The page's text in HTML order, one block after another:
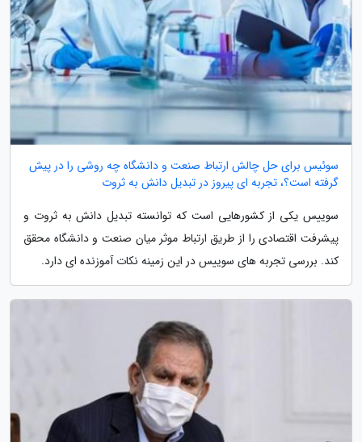
سوئیس برای حل چالش ارتباط صنعت و دانشگاه چه روشی را در پیش
گرفته است؟، تجربه ای پیروز در تبدیل دانش به ثروت
سوییس یکی از کشورهایی است که توانسته تبدیل دانش به ثروت و
پیشرفت اقتصادی را از طریق ارتباط موثر میان صنعت و دانشگاه محقق
کند. بررسی تجربه های سوییس در این زمینه نکات آموزنده ای دارد.